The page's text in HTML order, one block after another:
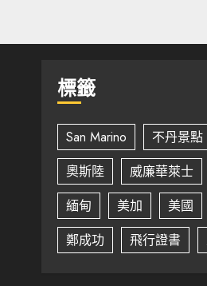
標籤
San Marino 不丹景點
奧斯陸
威廉華萊士
緬甸
美加 美國
鄭成功
飛行證書